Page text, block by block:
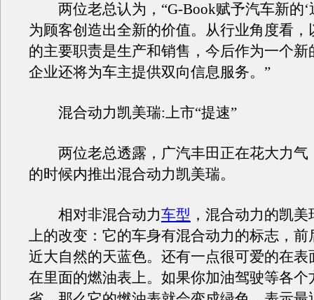
两位老总认为，“G-Book赋予汽车新的‘
为顾客创造出全新的价值。从行业角度看，
的主要职责是生产和销售，今后作为一个新
企业还将为车主提供双向信息服务。”
混合动力凯美瑞:上市“提速”
两位老总透露，广汽丰田正在花大力气
的时候内推出混合动力凯美瑞。
相对非混合动力车型 ，混合动力的凯
上的改变：它的车身有混合动力的标志，前
近大自然的天蓝色。还有一点很可爱的在表
在里面的燃油表上。如果你加油驾驶等各个